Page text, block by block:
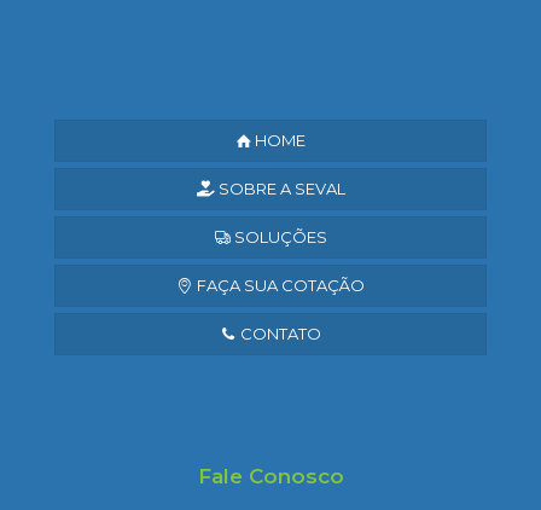
HOME
SOBRE A SEVAL
SOLUÇÕES
FAÇA SUA COTAÇÃO
CONTATO
Fale Conosco